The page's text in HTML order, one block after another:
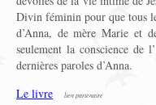
Divin féminin pour que tous
d’Anna, de mère Marie et
seulement la conscience de
dernières paroles d’Anna.
Le livre
lien partenaire